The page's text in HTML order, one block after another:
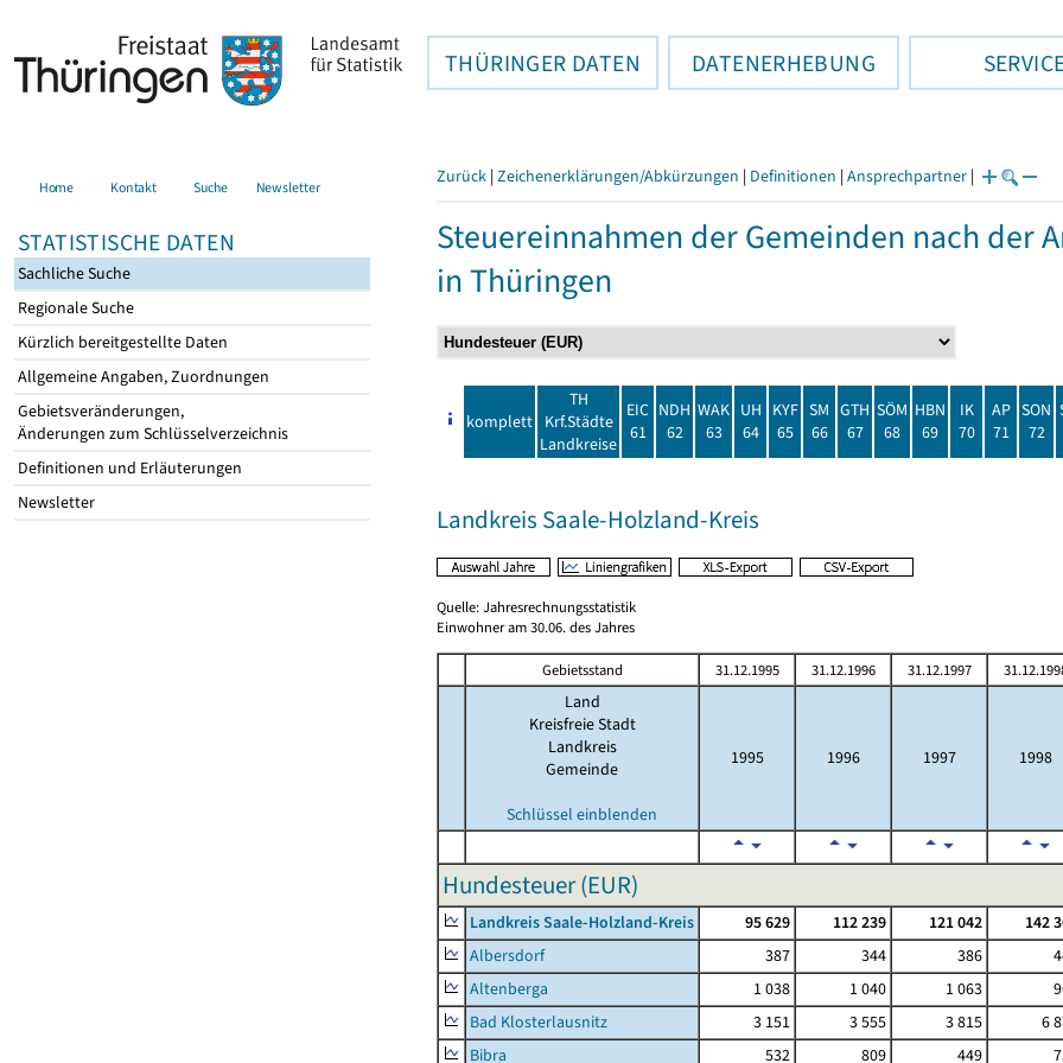
THÜRINGER DATEN DATENERHEBUNG
Home Kontakt Suche Newsletter
STATISTISCHE DATEN
Sachliche Suche
Regionale Suche
Kürzlich bereitgestellte Daten
Allgemeine Angaben, Zuordnungen
Gebietsveränderungen,
Änderungen zum Schlüsselverzeichnis
Definitionen und Erläuterungen
Newsletter
Zurück | Zeichenerklärungen/Abkürzungen | Definitionen | Ansprechpartner |
Steuereinnahmen der Gemeinden nach der
in Thüringen
komplett
TH
Krf.Städte
Landkreise
EIC
61
NDH
62
WAK
63
UH
64
KYF
65
SM
66
GTH
67
SÖM
68
HBN
69
IK
70
AP
71
SON
72
Landkreis Saale-Holzland-Kreis
Quelle: Jahresrechnungsstatistik
Einwohner am 30.06. des Jahres
Gebietsstand 31.12.1995 31.12.1996 31.12.1997
Land
Kreisfreie Stadt
Landkreis
Gemeinde
Schlüssel einblenden
1995 1996 1997 1998
Hundesteuer (EUR)
Landkreis Saale-Holzland-Kreis 95 629 112 239 121 042 142
Albersdorf
387 344 386
Altenberga
1 038 1 040 1 063
Bad Klosterlausnitz
3 151 3 555 3 815 6
Bibra
532 809 449